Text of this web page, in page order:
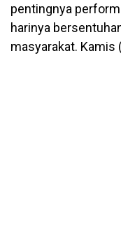
pentingnya
harinya
masyarakat. Kamis